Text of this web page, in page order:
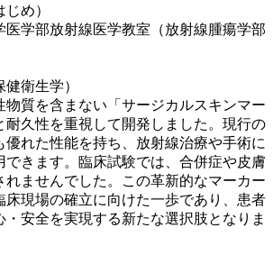
め）
部放射線医学教室（放射線腫瘍学部
衛生学）
物質を含まない「サージカルスキンマー
耐久性を重視して開発しました。現行の
優れた性能を持ち、放射線治療や手術に
できます。臨床試験では、合併症や皮膚
れませんでした。この革新的なマーカー
床現場の確立に向けた一歩であり、患者
・安全を実現する新たな選択肢となりま